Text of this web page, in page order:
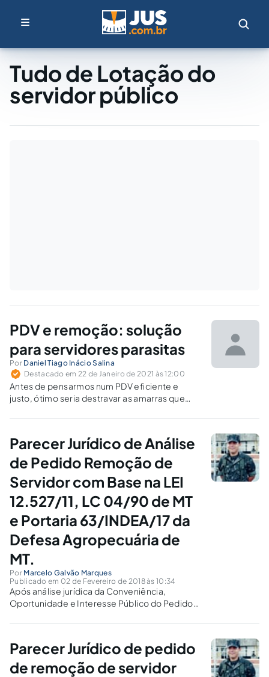
Tudo de Lotação do
servidor público
PDV e remoção: solução
para servidores parasitas
Por Daniel Tiago Inácio Salina
Destacado em 22 de Janeiro de 2021 às 12:00
Antes de pensarmos num PDV eficiente e
justo, ótimo seria destravar as amarras que
órgãos.
Parecer Jurídico de Análise
de Pedido Remoção de
Servidor com Base na LEI
12.527/11, LC 04/90 de MT
e Portaria 63/INDEA/17 da
Defesa Agropecuária de
MT.
Por Marcelo Galvão Marques
Publicado em 02 de Fevereiro de 2018 às 10:34
Após análise jurídica da Conveniência,
Oportunidade e Interesse Público do Pedido
com a Lei Complementar 04/90, Portaria
Parecer Jurídico de pedido
de remoção de servidor